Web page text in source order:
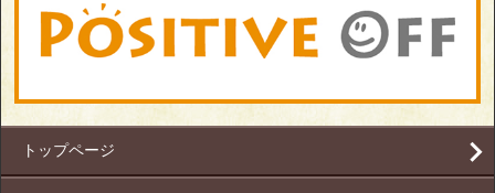
トップページ